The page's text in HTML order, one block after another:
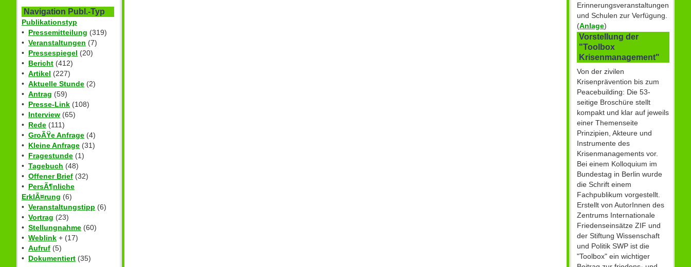
Navigation Publ.-Typ
Publikationstyp
• Pressemitteilung (319)
• Veranstaltungen (7)
• Pressespiegel (20)
• Bericht (412)
• Artikel (227)
• Aktuelle Stunde (2)
• Antrag (59)
• Presse-Link (108)
• Interview (65)
• Rede (111)
• GroÃŸe Anfrage (4)
• Kleine Anfrage (31)
• Fragestunde (1)
• Tagebuch (48)
• Offener Brief (32)
• PersÃ¶nliche
ErklÃ¤rung (6)
• Veranstaltungstipp (6)
• Vortrag (23)
• Stellungnahme (60)
• Weblink + (17)
• Aufruf (5)
• Dokumentiert (35)
Erinnerungsveranstaltungen
und Schulen zur Verfügung.
(Anlage)
Vorstellung der
"Toolbox
Krisenmanagement"
Von der zivilen
Krisenprävention bis zum
Peacebuilding: Die 53-
seitige Broschüre stellt
kompakt und klar auf jeweils
einer Themenseite
Prinzipien, Akteure und
Instrumente des
Krisenmanagements vor.
Bei einem Kolloquium im
Bundestag in Berlin wurde
die Schrift einem
Fachpublikum vorgestellt.
Erstellt von AutorInnen des
Zentrums Internationale
Friedenseinsätze ZIF und
der Stiftung Wissenschaft
und Politik SWP ist die
"Toolbox" ein wichtiger